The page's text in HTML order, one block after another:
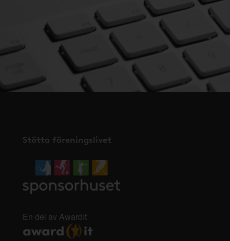
Stötta föreningslivet
En del av AwardIt